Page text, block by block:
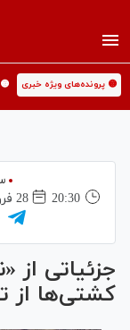
🟡 پرونده‌های ویژه خبری
20:30
28 فروردين 1405
جزئیاتی از
کشتی‌ها از